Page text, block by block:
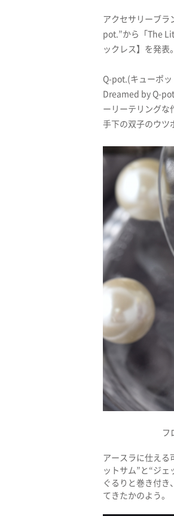
アクセサリーブ
pot.”から「The
ックレス】を発表
Q-pot.(キューポ
Dreamed by Q-
ーリーテリング
手下の双子のウツ
フ
アースラに仕える
ットサム”と“ジェ
ぐるりと巻き付
てきたかのよう。